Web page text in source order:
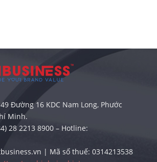
Đường 16 KDC Nam Long, Phước
Minh.
28 2213 8900 – Hotline:
| Mã số thuế: 0314213538